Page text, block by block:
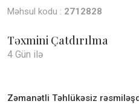
Məhsul kodu : 2712828
Təxmini Çatdırılma
4 Gün ilə
Zəmanətli Təhlükəsiz